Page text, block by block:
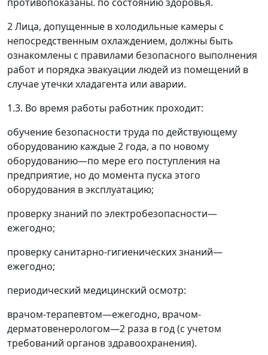
2Лица, допущенные в холодильные камеры с
непосредственным охлаждением, должны быть
ознакомлены с правилами безопасного выполнения
работ и порядка эвакуации людей из помещений в
случае утечки хладагента или аварии.
1.3. Во время работы работник проходит:
обучение безопасности труда по действующему
оборудованию каждые 2 года, а по новому
оборудованию—по мере его поступления на
предприятие, но до момента пуска этого
оборудования в эксплуатацию;
проверку знаний по электробезопасности—
ежегодно;
проверку санитарно-гигиенических знаний—
ежегодно;
периодический медицинский осмотр:
врачом-терапевтом—ежегодно, врачом-
дерматовенерологом—2 раза в год (с учетом
требований органов здравоохранения).